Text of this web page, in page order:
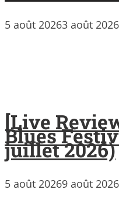
5 août 20263 août 2026
[Live
Blues
juillet 2026)
5 août 20269 août 2026